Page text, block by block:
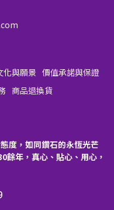
化與願景 價值承諾與保證
商品退換貨
度，如同鑽石的永恆光芒
餘年，真心、貼心、用心，